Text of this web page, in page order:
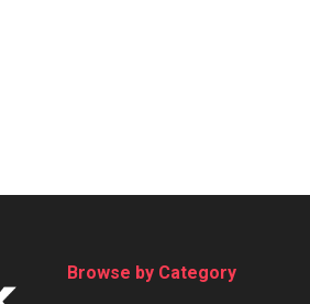
Browse by Category